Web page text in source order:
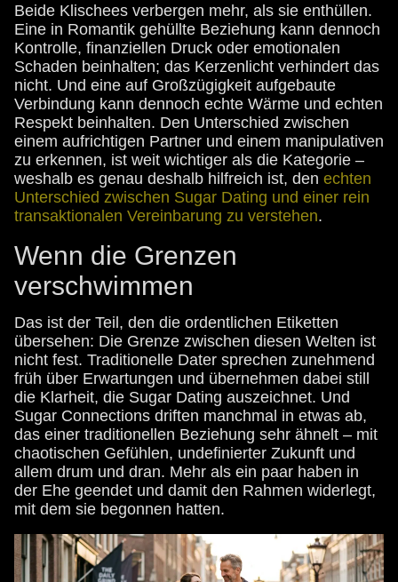
Beide Klischees verbergen mehr, als sie enthüllen.
Eine in Romantik gehüllte Beziehung kann dennoch
Kontrolle, finanziellen Druck oder emotionalen
Schaden beinhalten; das Kerzenlicht verhindert das
nicht. Und eine auf Großzügigkeit aufgebaute
Verbindung kann dennoch echte Wärme und echten
Respekt beinhalten. Den Unterschied zwischen
einem aufrichtigen Partner und einem manipulativen
zu erkennen, ist weit wichtiger als die Kategorie –
weshalb es genau deshalb hilfreich ist, den echten
Unterschied zwischen Sugar Dating und einer rein
transaktionalen Vereinbarung zu verstehen.
Wenn die Grenzen
verschwimmen
Das ist der Teil, den die ordentlichen Etiketten
übersehen: Die Grenze zwischen diesen Welten ist
nicht fest. Traditionelle Dater sprechen zunehmend
früh über Erwartungen und übernehmen dabei still
die Klarheit, die Sugar Dating auszeichnet. Und
Sugar Connections driften manchmal in etwas ab,
das einer traditionellen Beziehung sehr ähnelt – mit
chaotischen Gefühlen, undefinierter Zukunft und
allem drum und dran. Mehr als ein paar haben in
der Ehe geendet und damit den Rahmen widerlegt,
mit dem sie begonnen hatten.